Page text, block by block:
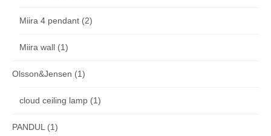
Miira 4 pendant (2)
Miira wall (1)
Olsson&Jensen (1)
cloud ceiling lamp (1)
PANDUL(1)